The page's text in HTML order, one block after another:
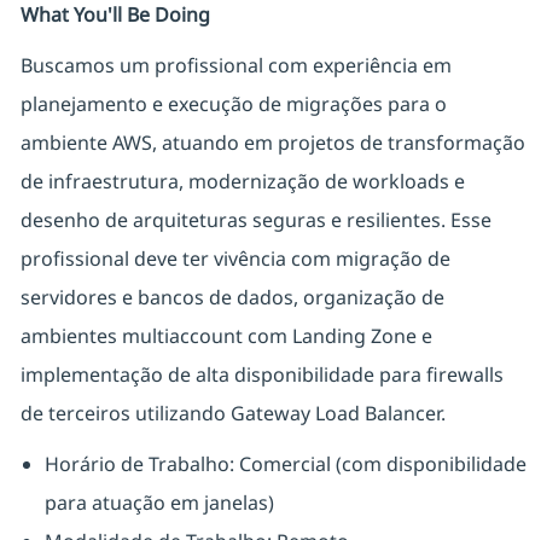
What You'll Be Doing
Buscamos um profissional com experiência em
planejamento e execução de migrações para o
ambiente AWS, atuando em projetos de transformação
de infraestrutura, modernização de workloads e
desenho de arquiteturas seguras e resilientes. Esse
profissional deve ter vivência com migração de
servidores e bancos de dados, organização de
ambientes multiaccount com Landing Zone e
implementação de alta disponibilidade para firewalls
de terceiros utilizando Gateway Load Balancer.
Horário de Trabalho: Comercial (com disponibilidade
para atuação em janelas)